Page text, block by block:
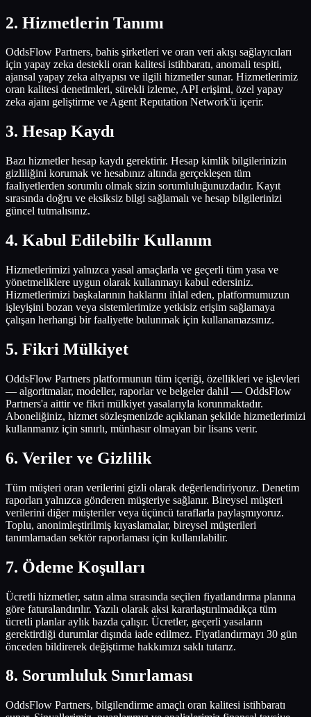
2. Hizmetlerin Tanımı
OddsFlow Partners, bahis şirketleri ve oran veri akışı sağlayıcıları
için yapay zeka destekli oran kalitesi istihbaratı, anomali tespiti,
ajansal yapay zeka altyapısı ve ilgili hizmetler sunar. Hizmetlerimiz
oran kalitesi denetimleri, sürekli izleme, API erişimi, özel yapay
zeka ajanı geliştirme ve Agent Reputation Network'ü içerir.
3. Hesap Kaydı
Bazı hizmetler hesap kaydı gerektirir. Hesap kimlik bilgilerinizin
gizliliğini korumak ve hesabınız altında gerçekleşen tüm
faaliyetlerden sorumlu olmak sizin sorumluluğunuzdadır. Kayıt
sırasında doğru ve eksiksiz bilgi sağlamalı ve hesap bilgilerinizi
güncel tutmalısınız.
4. Kabul Edilebilir Kullanım
Hizmetlerimizi yalnızca yasal amaçlarla ve geçerli tüm yasa ve
yönetmeliklere uygun olarak kullanmayı kabul edersiniz.
Hizmetlerimizi başkalarının haklarını ihlal eden, platformumuzun
işleyişini bozan veya sistemlerimize yetkisiz erişim sağlamaya
çalışan herhangi bir faaliyette bulunmak için kullanamazsınız.
5. Fikri Mülkiyet
OddsFlow Partners platformunun tüm içeriği, özellikleri ve işlevleri
— algoritmalar, modeller, raporlar ve belgeler dahil — OddsFlow
Partners'a aittir ve fikri mülkiyet yasalarıyla korunmaktadır.
Aboneliğiniz, hizmet sözleşmenizde açıklanan şekilde hizmetlerimizi
kullanmanız için sınırlı, münhasır olmayan bir lisans verir.
6. Veriler ve Gizlilik
Tüm müşteri oran verilerini gizli olarak değerlendiriyoruz. Denetim
raporları yalnızca gönderen müşteriye sağlanır. Bireysel müşteri
verilerini diğer müşteriler veya üçüncü taraflarla paylaşmıyoruz.
Toplu, anonimleştirilmiş kıyaslamalar, bireysel müşterileri
tanımlamadan sektör raporlaması için kullanılabilir.
7. Ödeme Koşulları
Ücretli hizmetler, satın alma sırasında seçilen fiyatlandırma planına
göre faturalandırılır. Yazılı olarak aksi kararlaştırılmadıkça tüm
ücretli planlar aylık bazda çalışır. Ücretler, geçerli yasaların
gerektirdiği durumlar dışında iade edilmez. Fiyatlandırmayı 30 gün
önceden bildirerek değiştirme hakkımızı saklı tutarız.
8. Sorumluluk Sınırlaması
OddsFlow Partners, bilgilendirme amaçlı oran kalitesi istihbaratı